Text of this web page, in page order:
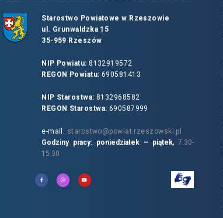
Starostwo Powiatowe w Rzeszowie
ul. Grunwaldzka 15
35-959 Rzeszów
NIP Powiatu: 8132919572
REGON Powiatu: 690581413
NIP Starostwa: 8132968582
REGON Starostwa: 690587999
e-mail: starostwo@powiat.rzeszowski.pl
Godziny pracy: poniedziałek – piątek,7:30-
15:30